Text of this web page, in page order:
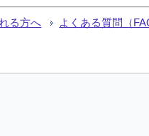
る方へ よくある質問（